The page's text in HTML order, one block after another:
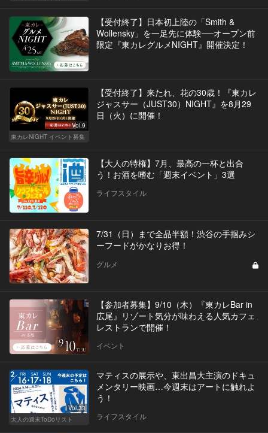
【受付終了】日本初上陸の「Smith &
Wollensky」を一足先に体験──オープン前
限定『東カレグルメNIGHT』開催決定！
Vol.9
東カレNIGHT イベント募集
【受付終了】来たれ、花の30歳！『東カレ
ジャスサー（JUST30）NIGHT』を8月29
日（火）に開催！
【大人の特権】7月、最高の一杯と出合
う！お酒を嗜む「週末イベント」3選
ライフスタイル
7/31（日）まで全品半額！渋谷の手掴みシ
ーフードがかなりお得！
グルメ
【参加者募集】9/10（木）『東カレBar in
広尾』リゾート気分が味わえる人気カフェ
レストランで開催！
イベント
Vol.33
大人の週末ToDoリスト
マティスの展示や、東出昌大主演のドキュ
メンタリー映画…今週末はアートに触れよ
う！
ライフスタイル